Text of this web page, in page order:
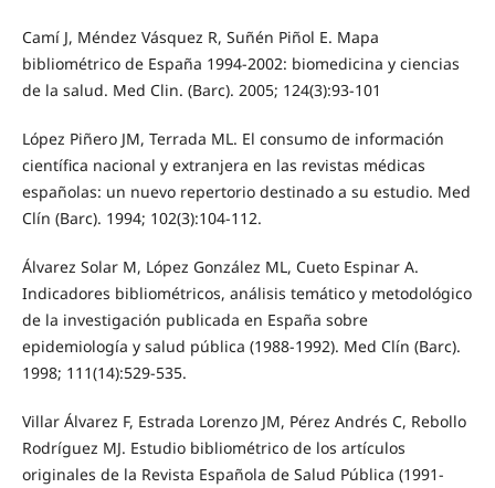
Camí J, Méndez Vásquez R, Suñén Piñol E. Mapa
bibliométrico de España 1994-2002: biomedicina y ciencias
de la salud. Med Clin. (Barc). 2005; 124(3):93-101
López Piñero JM, Terrada ML. El consumo de información
científica nacional y extranjera en las revistas médicas
españolas: un nuevo repertorio destinado a su estudio. Med
Clín (Barc). 1994; 102(3):104-112.
Álvarez Solar M, López González ML, Cueto Espinar A.
Indicadores bibliométricos, análisis temático y metodológico
de la investigación publicada en España sobre
epidemiología y salud pública (1988-1992). Med Clín (Barc).
1998; 111(14):529-535.
Villar Álvarez F, Estrada Lorenzo JM, Pérez Andrés C, Rebollo
Rodríguez MJ. Estudio bibliométrico de los artículos
originales de la Revista Española de Salud Pública (1991-